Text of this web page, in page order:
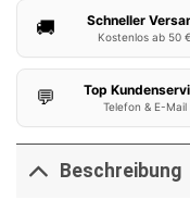
🚚 Schneller
Kostenlos ab 50 €
💬 Top
Telefon & E-Mail
Beschreibung